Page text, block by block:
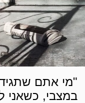
"מי אתם
במצבי, כשאני